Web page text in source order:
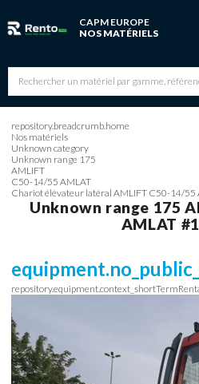
CAPM EUROPE
NOS MATÉRIELS
repository.breadcrumb.home
Nos matériels
Unknown category
Unknown range 175
AMLIFT
C50-14/55 AMLAT
Chariot élévateur latéral AMLIFT C50-14/55
Unknown range 175
AMLAT
Vous avez une